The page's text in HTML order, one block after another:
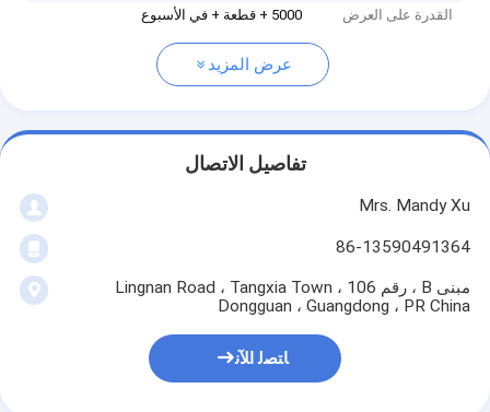
القدرة على العرض
5000 + قطعة + في الأسبوع
عرض المزيد
تفاصيل الاتصال
Mrs. Mandy Xu
86-13590491364
مبنى B ، رقم 106 Lingnan Road ، Tangxia Town ،
Dongguan ، Guangdong ، PR China
ﺎﺘﺼﻟ ﺍﻶﻧ